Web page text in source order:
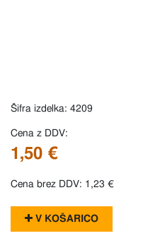
Šifra izdelka: 4209
Cena z DDV:
1,50 €
Cena brez DDV: 1,23 €
V KOŠARICO